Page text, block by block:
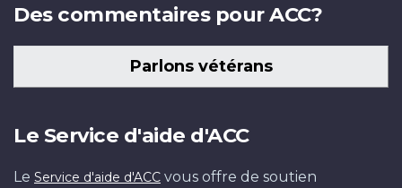
Des commentaires pour ACC?
Parlons vétérans
Le Service d'aide d'ACC
Le Service d'aide d'ACC vous offre de soutien